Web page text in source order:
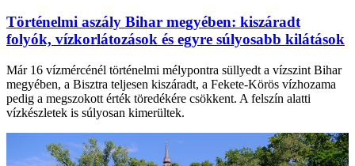
Történelmi aszály Bihar megyében: kiszáradt
folyók, vízkorlátozások és egyre súlyosabb kilátások
Már 16 vízmércénél történelmi mélypontra süllyedt a vízszint Bihar
megyében, a Bisztra teljesen kiszáradt, a Fekete-Körös vízhozama
pedig a megszokott érték töredékére csökkent. A felszín alatti
vízkészletek is súlyosan kimerültek.